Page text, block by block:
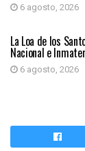
6 agosto, 2026
ATLÁNTICO
La Loa de los
Nacional e
6 agosto, 2026